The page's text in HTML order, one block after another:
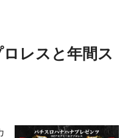
レスと年間ス